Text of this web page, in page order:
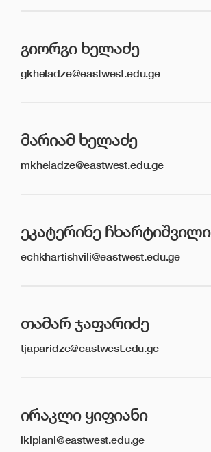
ᲒᲘᲝᲠᲒᲘ ᲮᲔᲚᲐᲫᲔ
gkheladze@eastwest.edu.ge
ᲛᲐᲠᲘᲐᲛ ᲮᲔᲚᲐᲫᲔ
mkheladze@eastwest.edu.ge
ᲔᲙᲐᲢᲔᲠᲘᲜᲔ ᲩᲮᲐᲠᲢᲘᲨᲕᲘᲚᲘ
echkhartishvili@eastwest.edu.ge
ᲗᲐᲛᲐᲠ ᲯᲐᲤᲐᲠᲘᲫᲔ
tjaparidze@eastwest.edu.ge
ᲘᲠᲐᲙᲚᲘ ᲧᲘᲤᲘᲐᲜᲘ
ikipiani@eastwest.edu.ge